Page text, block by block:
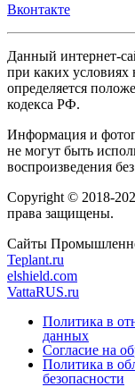
Вконтакте
Данный интернет-
при каких условиях
определяется
кодекса РФ.
Информация и
не могут быть
воспроизведения
Copyright © 2018-
права защищены.
Сайты
Teplant.ru
elshield.com
VattaRUS.ru
Политика в
данных
Согласие на
Политика в
безопасности